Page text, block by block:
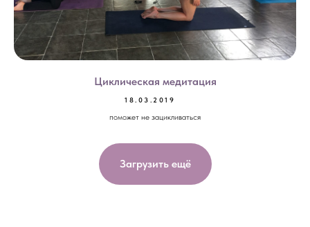
Циклическая медитация
18.03.2019
поможет не зацикливаться
Загрузить ещё